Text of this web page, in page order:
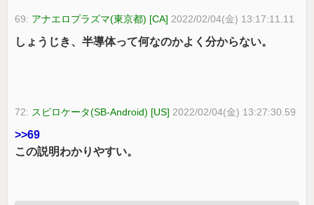
69: アナエロプラズマ(東京都) [CA] 2022/02/04(金) 13:17:11.11
しょうじき、半導体って何なのかよく分からない。
72: スピロケータ(SB-Android) [US] 2022/02/04(金) 13:27:30.59
>>69
この説明わかりやすい。